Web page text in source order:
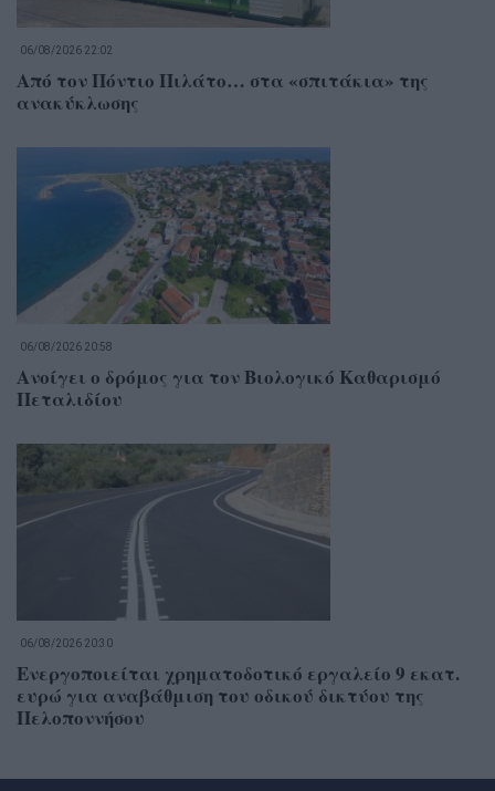
06/08/2026 22:02
Από τον Πόντιο Πιλάτο… στα «σπιτάκια» της
ανακύκλωσης
06/08/2026 20:58
Ανοίγει ο δρόμος για τον Βιολογικό Καθαρισμό
Πεταλιδίου
06/08/2026 20:30
Ενεργοποιείται χρηματοδοτικό εργαλείο 9 εκατ.
ευρώ για αναβάθμιση του οδικού δικτύου της
Πελοποννήσου